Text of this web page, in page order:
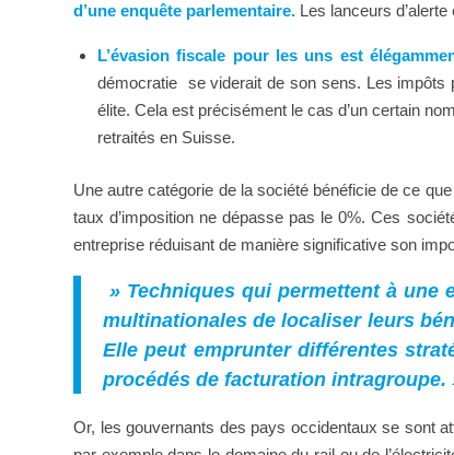
d’une enquête parlementaire. Les lanceurs
L’évasion fiscale pour les uns est
démocratie se viderait de son sens. Les impôts
élite. Cela est précisément le cas d’un certain
retraités en Suisse.
Une autre catégorie de la société bénéficie de ce
taux d’imposition ne dépasse pas le 0%. Ces
entreprise réduisant de manière significative son
» Techniques qui permettent à une
multinationales de localiser leurs
Elle peut emprunter différentes
procédés de facturation intragroupe.
Or, les gouvernants des pays occidentaux se sont